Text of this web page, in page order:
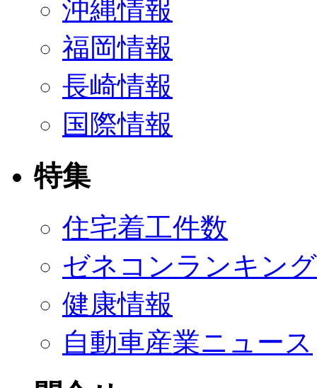
沖縄情報
福岡情報
長崎情報
国際情報
特集
住宅着工件数
ゼネコンランキング
健康情報
自動車産業ニュース